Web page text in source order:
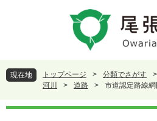
頭
で
。
飛
ば
て
現在地 トップページ > 分類でさがす >
河川
> 道路 > 市道認定路線網
本